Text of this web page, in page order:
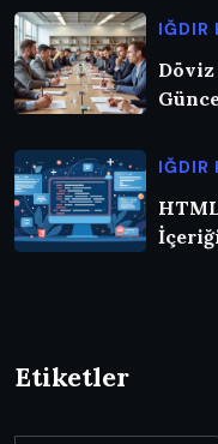
IĞDIR
Döviz
IĞDIR
Etiketler